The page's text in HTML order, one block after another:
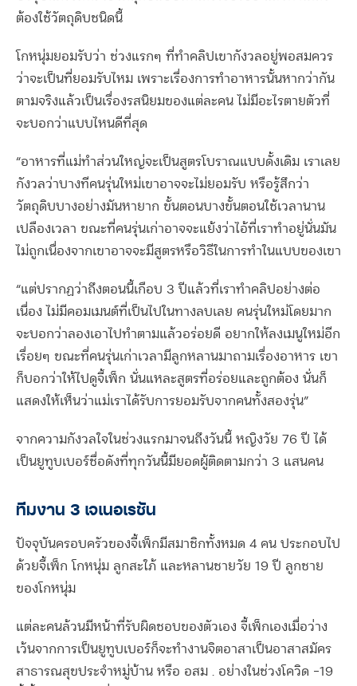
ต้องใช้วัตถุดิบชนิดนี้
โกหนุ่มยอมรับว่า ช่วงแรกๆ ที่ทำคลิปเขากังวลอยู่พอสมควร
ว่าจะเป็นที่ยอมรับไหม เพราะเรื่องการทำอาหารนั้นหากว่ากัน
ตามจริงแล้วเป็นเรื่องรสนิยมของแต่ละคน ไม่มีอะไรตายตัวที่
จะบอกว่าแบบไหนดีที่สุด
“อาหารที่แม่ทำส่วนใหญ่จะเป็นสูตรโบราณแบบดั้งเดิม เราเลย
กังวลว่าบางทีคนรุ่นใหม่เขาอาจจะไม่ยอมรับ หรือรู้สึกว่า
วัตถุดิบบางอย่างมันหายาก ขั้นตอนบางขั้นตอนใช้เวลานาน
เปลืองเวลา ขณะที่คนรุ่นเก่าอาจจะแย้งว่าไอ้ที่เราทำอยู่นั่นมัน
ไม่ถูกเนื่องจากเขาอาจจะมีสูตรหรือวิธีในการทำในแบบของเขา
“แต่ปรากฏว่าถึงตอนนี้เกือบ 3 ปีแล้วที่เราทำคลิปอย่างต่อ
เนื่อง ไม่มีคอมเมนต์ที่เป็นไปในทางลบเลย คนรุ่นใหม่โดยมาก
จะบอกว่าลองเอาไปทำตามแล้วอร่อยดี อยากให้ลงเมนูใหม่อีก
เรื่อยๆ ขณะที่คนรุ่นเก่าเวลามีลูกหลานมาถามเรื่องอาหาร เขา
ก็บอกว่าให้ไปดูจี้เพ็ก นั่นแหละสูตรที่อร่อยและถูกต้อง นั่นก็
แสดงให้เห็นว่าแม่เราได้รับการยอมรับจากคนทั้งสองรุ่น”
จากความกังวลใจในช่วงแรกมาจนถึงวันนี้ หญิงวัย 76 ปี ได้
เป็นยูทูบเบอร์ชื่อดังที่ทุกวันนี้มียอดผู้ติดตามกว่า 3 แสนคน
ทีมงาน 3 เจเนอเรชัน
ปัจจุบันครอบครัวของจี้เพ็กมีสมาชิกทั้งหมด 4 คน ประกอบไป
ด้วยจี้เพ็ก โกหนุ่ม ลูกสะใภ้ และหลานชายวัย 19 ปี ลูกชาย
ของโกหนุ่ม
แต่ละคนล้วนมีหน้าที่รับผิดชอบของตัวเอง จี้เพ็กเองเมื่อว่าง
เว้นจากการเป็นยูทูบเบอร์ก็จะทำงานจิตอาสาเป็นอาสาสมัคร
สาธารณสุขประจำหมู่บ้าน หรือ อสม . อย่างในช่วงโควิด -19